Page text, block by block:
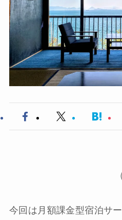
今回は月額課金型宿泊サ